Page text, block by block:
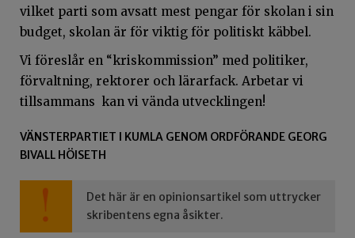
vilket parti som avsatt mest pengar för skolan i sin
budget, skolan är för viktig för politiskt käbbel.
Vi föreslår en “kriskommission” med politiker,
förvaltning, rektorer och lärarfack. Arbetar vi
tillsammans kan vi vända utvecklingen!
VÄNSTERPARTIET I KUMLA GENOM ORDFÖRANDE GEORG
BIVALL HÖISETH
Det här är en opinionsartikel som uttrycker
skribentens egna åsikter.